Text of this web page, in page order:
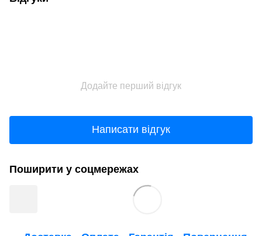
Додайте перший відгук
Написати відгук
Поширити у соцмережах